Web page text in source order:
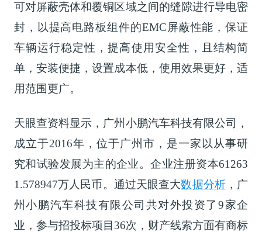
可对屏蔽壳体和覆铜区域之间的缝隙进行导电密
封，以提高电路板组件的EMC屏蔽性能，保证
车辆运行稳定性，提高使用安全性，且结构简
单，安装便捷，设置成本低，使用效果更好，适
用范围更广。
天眼查资料显示，广州小鹏汽车科技有限公司，
成立于2016年，位于广州市，是一家以从事研
究和试验发展为主的企业。企业注册资本61263
1.578947万人民币。通过天眼查大数据分析 ，广
州小鹏汽车科技有限公司共对外投资了9家企
业，参与招投标项目36次，财产线索方面有商标